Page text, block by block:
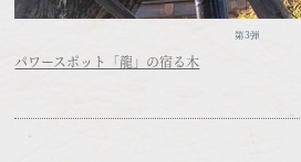
第3弾
パワースポット「龍」の宿る木